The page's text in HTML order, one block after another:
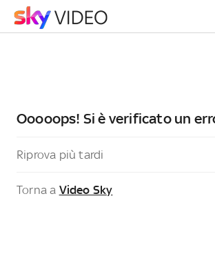
Ooooops! Si è verificato un
Riprova più tardi
Torna a Video Sky